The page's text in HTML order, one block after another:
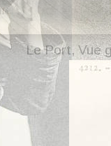
Le Port, Vue